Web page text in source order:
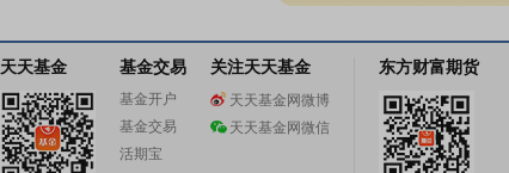
天天基金 基金交易
基金开户
基金交易
活期宝
关注天天基金
天天基金网微博
天天基金网微信
东方财富期货